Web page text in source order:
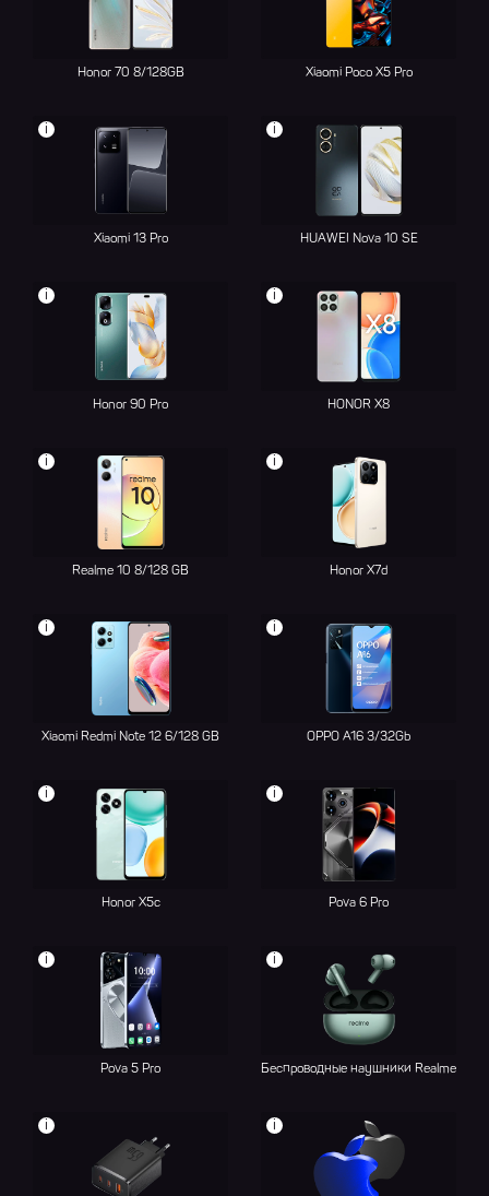
Honor 70 8/128GB Xiaomi Poco X5 Pro
i
Xiaomi 13 Pro
i
HUAWEI Nova 10 SE
i
Honor 90 Pro
i
HONOR X8
i
Realme 10 8/128 GB
i
Honor X7d
i
Xiaomi Redmi Note 12 6/128 GB
i
OPPO A16 3/32Gb
i
Honor X5c
i
Pova 6 Pro
i
Pova 5 Pro
i
Беспроводные наушники Realme
i i